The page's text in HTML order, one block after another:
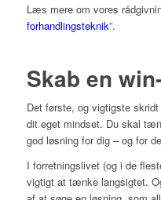
Læs mere om vores
forhandlingsteknik”.
Skab en
Det første, og vigtigste
dit eget mindset. Du skal
god løsning for dig – og for
I forretningslivet (og i de
vigtigt at tænke langsigtet.